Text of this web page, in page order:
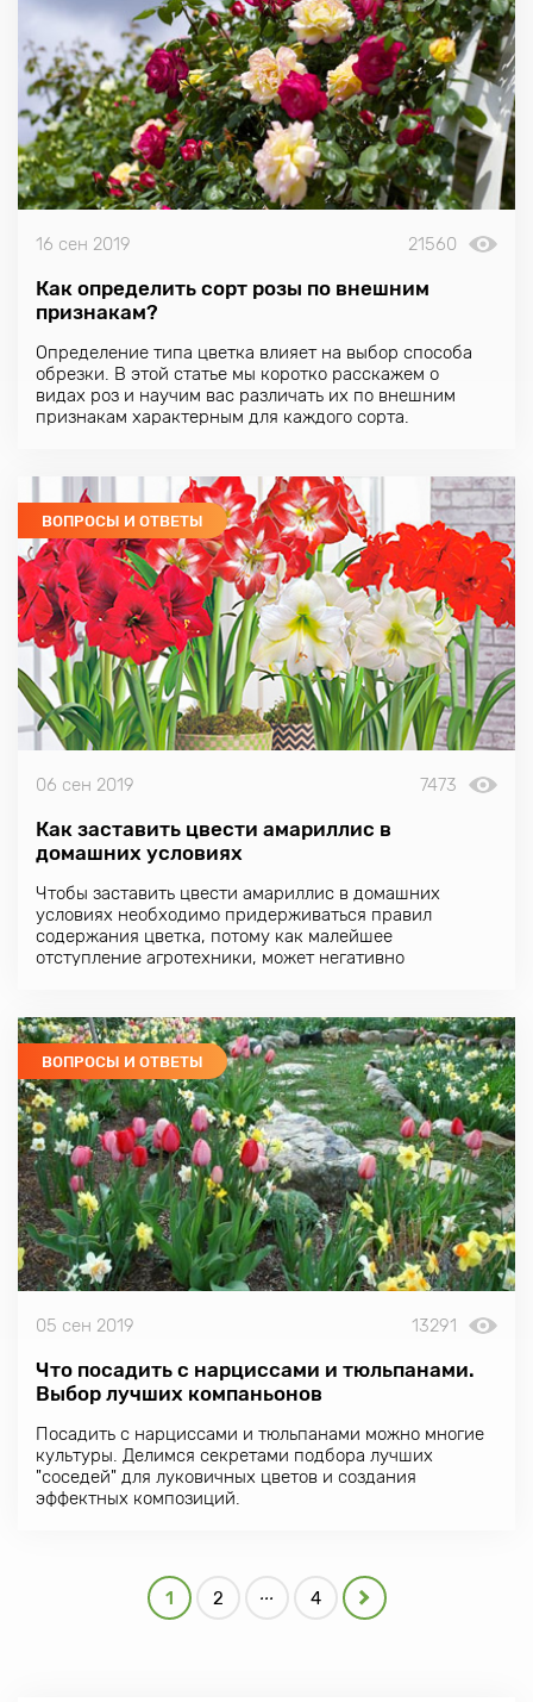
16 сен 2019 21560
Как определить сорт розы по внешним
признакам?
Определение типа цветка влияет на выбор способа
обрезки. В этой статье мы коротко расскажем о
видах роз и научим вас различать их по внешним
признакам характерным для каждого сорта.
ВОПРОСЫ И ОТВЕТЫ
06 сен 2019 7473
Как заставить цвести амариллис в
домашних условиях
Чтобы заставить цвести амариллис в домашних
условиях необходимо придерживаться правил
содержания цветка, потому как малейшее
отступление агротехники, может негативно
ВОПРОСЫ И ОТВЕТЫ
05 сен 2019 13291
Что посадить с нарциссами и тюльпанами.
Выбор лучших компаньонов
Посадить с нарциссами и тюльпанами можно многие
культуры. Делимся секретами подбора лучших
"соседей" для луковичных цветов и создания
эффектных композиций.
1 2 ... 4